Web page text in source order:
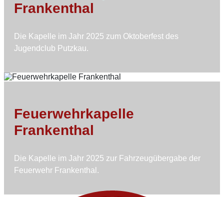
Frankenthal
Die Kapelle im Jahr 2025 zum Oktoberfest des
Jugendclub Putzkau.
Feuerwehrkapelle
Frankenthal
Die Kapelle im Jahr 2025 zur Fahrzeugübergabe der
Feuerwehr Frankenthal.